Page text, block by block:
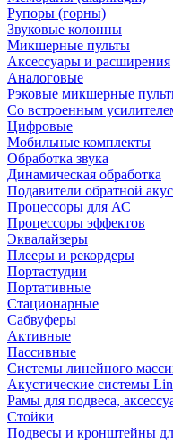
Рупоры (горны)
Звуковые колонны
Микшерные пульты
Аксессуары и расширения
Аналоговые
Рэковые микшерные
Со встроенным
Цифровые
Мобильные комплекты
Обработка звука
Динамическая обработка
Подавители обратной
Процессоры для АС
Процессоры эффектов
Эквалайзеры
Плееры и рекордеры
Портастудии
Портативные
Стационарные
Сабвуферы
Активные
Пассивные
Системы линейного
Акустические системы
Рамы для подвеса,
Стойки
Подвесы и кронштейны